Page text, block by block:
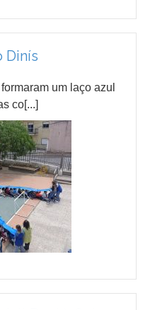
Dinís
um laço azul
co[...]